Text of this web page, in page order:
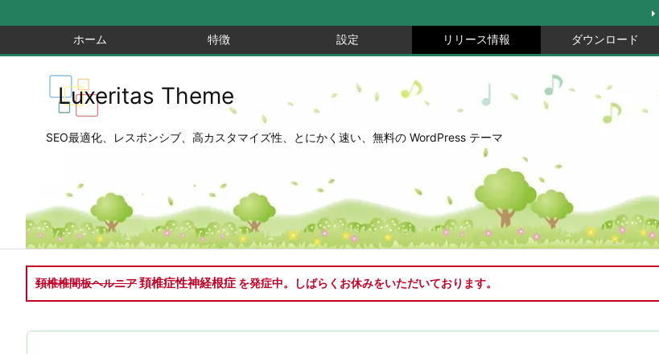
ホーム 特徴 設定 リリース情報 ダウンロード
Luxeritas Theme
SEO最適化、レスポンシブ、高カスタマイズ性、とにかく速い、無料の WordPress テーマ
頚椎椎間板ヘルニア頚椎症性神経根症 を発症中。しばらくお休みをいただいております。